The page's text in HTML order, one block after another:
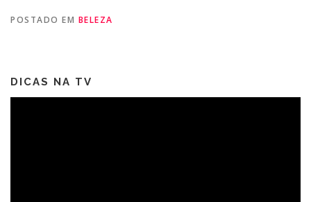
POSTADO EM BELEZA
DICAS NA TV